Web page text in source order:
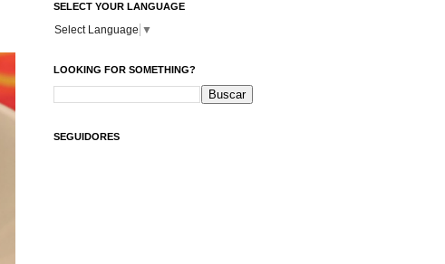
SELECT YOUR LANGUAGE
Select Language ▼
LOOKING FOR SOMETHING?
SEGUIDORES